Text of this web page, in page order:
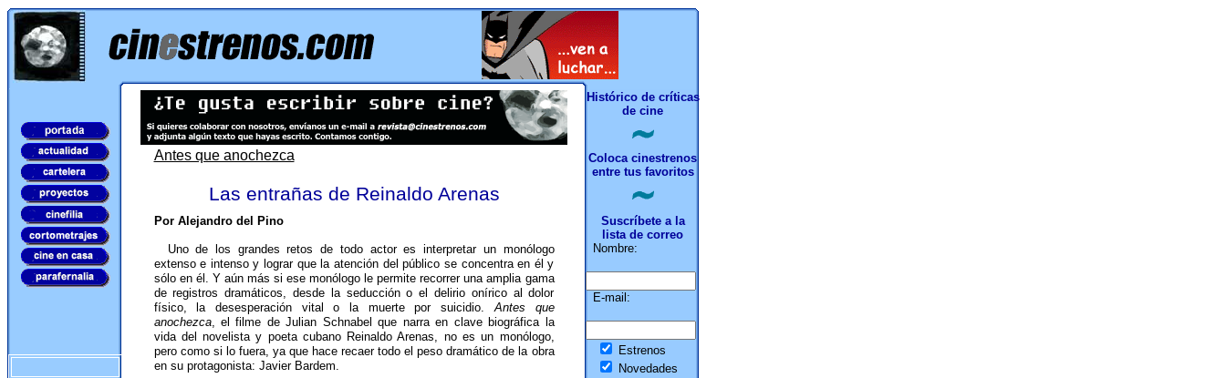
Antes que anochezca
Las entrañas de Reinaldo Arenas
Por Alejandro del Pino
Uno de los grandes retos de todo actor es interpretar un monólogo
extenso e intenso y lograr que la atención del público se concentra en él y
sólo en él. Y aún más si ese monólogo le permite recorrer una amplia gama
de registros dramáticos, desde la seducción o el delirio onírico al dolor
físico, la desesperación vital o la muerte por suicidio.Antes que
anochezca, el filme de Julian Schnabel que narra en clave biográfica la
vida del novelista y poeta cubano Reinaldo Arenas, no es un monólogo,
pero como si lo fuera, ya que hace recaer todo el peso dramático de la obra
en su protagonista: Javier Bardem.
Histórico de críticas
de cine
Coloca cinestrenos
entre tus favoritos
Suscríbete a la
lista de correo
Nombre:
E-mail:
Estrenos
Novedades